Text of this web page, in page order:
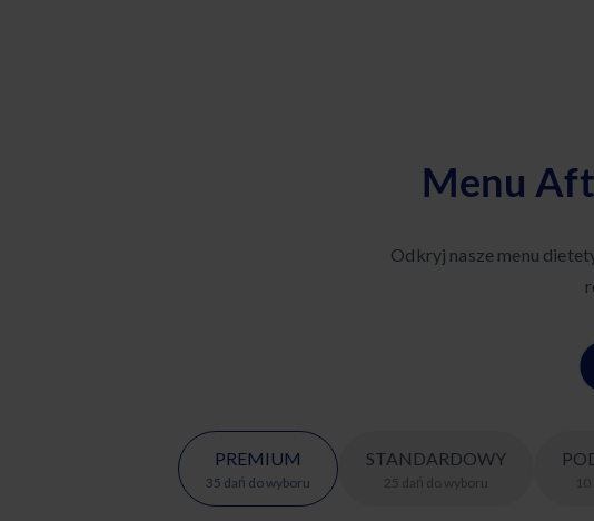
Menu
Odkryj nasze menu
PREMIUM
35 dań do wyboru
STANDARDOWY
25 dań do wyboru 10